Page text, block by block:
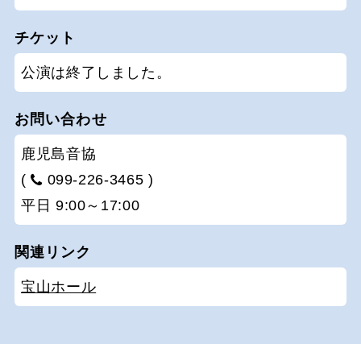
チケット
公演は終了しました。
お問い合わせ
鹿児島音協
(
099-226-3465 )
平日 9:00～17:00
関連リンク
宝山ホール